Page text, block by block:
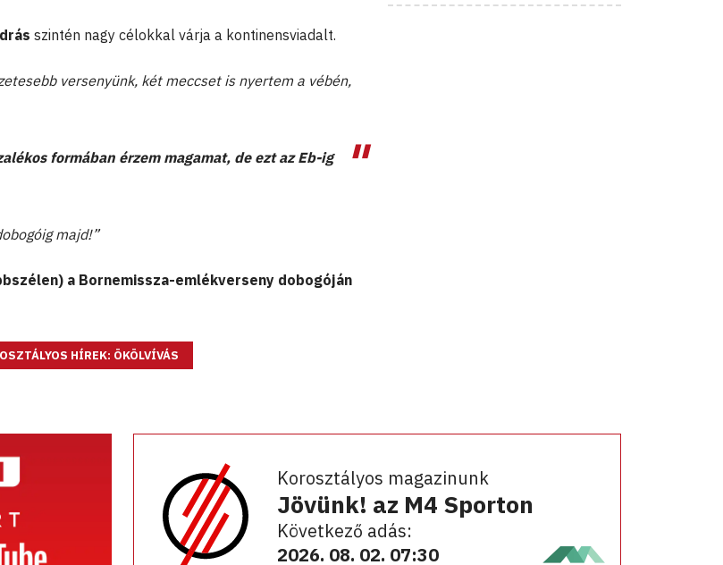
szintén nagy célokkal várja a kontinensviadalt.
versenyünk, két meccset is nyertem a vébén,
formában érzem magamat, de ezt az Eb-ig
majd!”
a Bornemissza-emlékverseny dobogóján
HÍREK: ÖKÖLVÍVÁS
Korosztályos magazinunk
Jövünk! az M4 Sporton
Következő adás:
2026. 08. 02. 07:30